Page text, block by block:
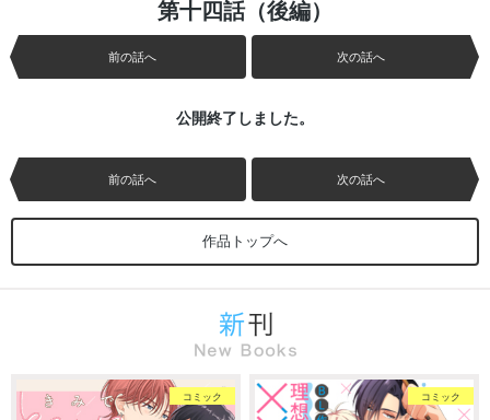
第十四話（後編）
前の話へ 次の話へ
公開終了しました。
前の話へ 次の話へ
作品トップへ
コミック コミック